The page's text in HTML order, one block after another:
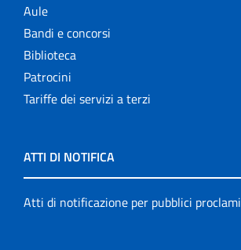
Aule
Bandi e concorsi
Biblioteca
Patrocini
Tariffe dei servizi a terzi
ATTI DI NOTIFICA
Atti di notificazione per pubblici proclami